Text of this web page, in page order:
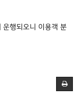
운행되오니 이용객 분